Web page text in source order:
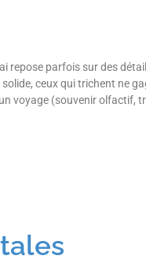
repose parfois sur des
ceux qui trichent ne
voyage (souvenir olfactif,